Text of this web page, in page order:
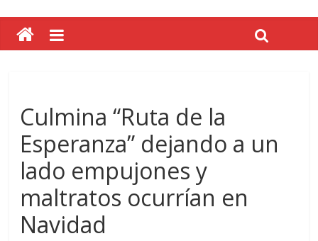
Culmina “Ruta de la
Esperanza” dejando a un
lado empujones y
maltratos ocurrían en
Navidad